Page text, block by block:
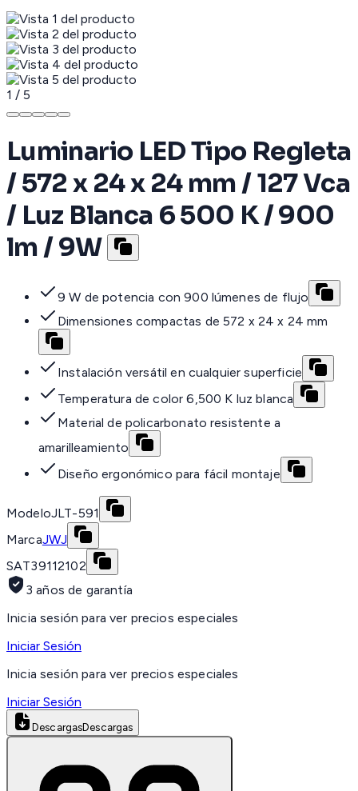
1 / 5
Luminario LED Tipo Regleta
/ 572 x 24 x 24 mm / 127 Vca
/ Luz Blanca 6 500 K / 900
lm / 9W
9 W de potencia con 900 lúmenes de flujo
Dimensiones compactas de 572 x 24 x 24 mm
Instalación versátil en cualquier superficie
Temperatura de color 6,500 K luz blanca
Material de policarbonato resistente a
amarilleamiento
Diseño ergonómico para fácil montaje
ModeloJLT-591
MarcaJWJ
SAT39112102
3 años de garantía
Inicia sesión para ver precios especiales
Iniciar Sesión
Inicia sesión para ver precios especiales
Iniciar Sesión
DescargasDescargas